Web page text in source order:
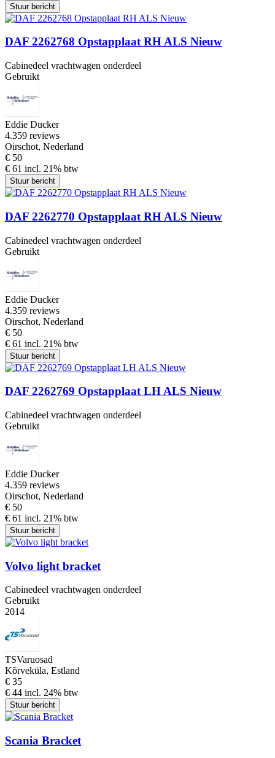
Stuur bericht
DAF 2262768 Opstapplaat RH ALS Nieuw
Cabinedeel vrachtwagen onderdeel
Gebruikt
Eddie Ducker
4.359 reviews
Oirschot, Nederland
€ 50
€ 61 incl. 21% btw
Stuur bericht
DAF 2262770 Opstapplaat RH ALS Nieuw
Cabinedeel vrachtwagen onderdeel
Gebruikt
Eddie Ducker
4.359 reviews
Oirschot, Nederland
€ 50
€ 61 incl. 21% btw
Stuur bericht
DAF 2262769 Opstapplaat LH ALS Nieuw
Cabinedeel vrachtwagen onderdeel
Gebruikt
Eddie Ducker
4.359 reviews
Oirschot, Nederland
€ 50
€ 61 incl. 21% btw
Stuur bericht
Volvo light bracket
Cabinedeel vrachtwagen onderdeel
Gebruikt
2014
TSVaruosad
Kõrveküla, Estland
€ 35
€ 44 incl. 24% btw
Stuur bericht
Scania Bracket